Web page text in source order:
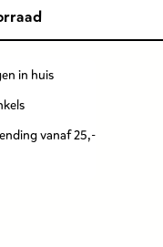
in huis
vanaf 25,-